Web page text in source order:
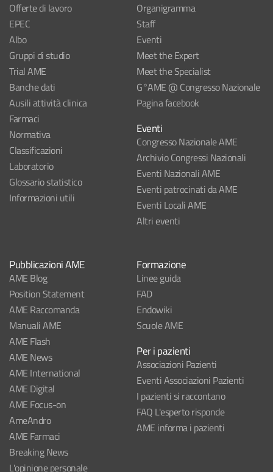
Offerte di lavoro
EPEC
Albo
Gruppi di studio
Trial AME
Banche dati
Ausili attività clinica
Farmaci
Normativa
Classificazioni
Laboratorio
Glossario statistico
Informazioni utili
Organigramma
Staff
Eventi
Meet the Expert
Meet the Specialist
G°AME @ Congresso Nazionale
Pagina facebook
Eventi
Congresso Nazionale AME
Archivio Congressi Nazionali
Eventi Nazionali AME
Eventi patrocinati da AME
Eventi Locali AME
Altri eventi
Pubblicazioni AME
AME Blog
Position Statement
AME Raccomanda
Manuali AME
AME Flash
AME News
AME International
AME Digital
AME Focus-on
AmeAndro
AME Farmaci
Breaking News
L'opinione personale
Formazione
Linee guida
FAD
Endowiki
Scuole AME
Per i pazienti
Associazioni Pazienti
Eventi Associazioni Pazienti
I pazienti si raccontano
FAQ L'esperto risponde
AME informa i pazienti